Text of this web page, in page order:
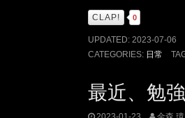
CLAP! 0
UPDATED: 2023-07-06
CATEGORIES: 日常
最近、勉